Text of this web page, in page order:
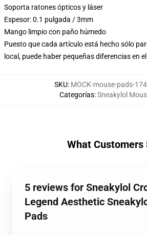
Soporta ratones ópticos y láser
Espesor: 0.1 pulgada / 3mm
Mango limpio con paño húmedo
Puesto que cada artículo está hecho sólo
local, puede haber pequeñas diferencias en
SKU: MOCK-mouse-pads-
Categorías:Sneakylol
What Customers
5 reviews for Sneakylol
Legend Aesthetic
Pads